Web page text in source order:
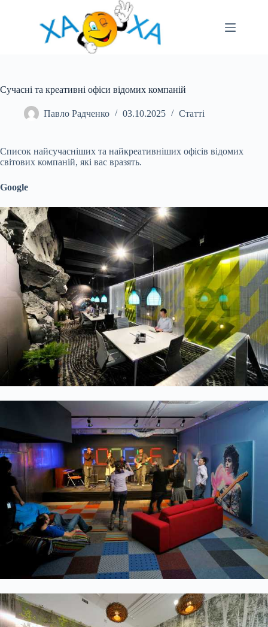
Сучасні та креативні офіси відомих компаній
Павло Радченко 03.10.2025 Статті
Список найсучасніших та найкреативніших офісів відомих
світових компаній, які вас вразять.
Google